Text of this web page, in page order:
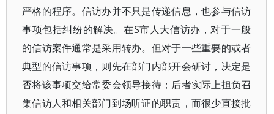
严格的程序。信访办并不只是传递信息，也参与信访
事项包括纠纷的解决。在S市人大信访办，对于一般
的信访案件通常是采用转办。但对于一些重要的或者
典型的信访事项，则先在部门内部开会研讨，决定是
否将该事项交给常委会领导接待；后者实际上担负召
集信访人和相关部门到场听证的职责，而很少直接批